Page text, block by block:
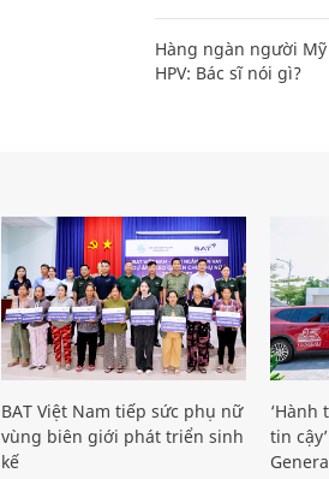
Hàng ngàn người
HPV: Bác sĩ nói gì?
BAT Việt Nam tiếp sức phụ nữ
vùng biên giới phát triển sinh
kế
tin